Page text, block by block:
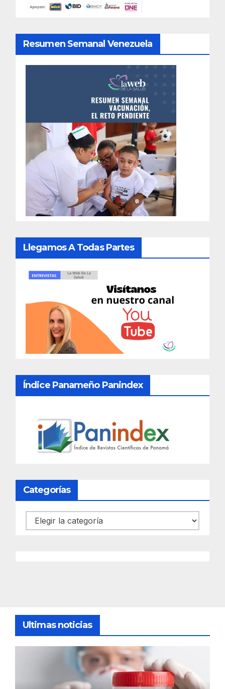
Resumen Semanal Venezuela
Llegamos A Todas Partes
Índice Panameño Panindex
Categorías
Categorías
Ultimas noticias